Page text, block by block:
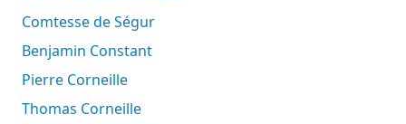
Comtesse de Ségur
Benjamin Constant
Pierre Corneille
Thomas Corneille